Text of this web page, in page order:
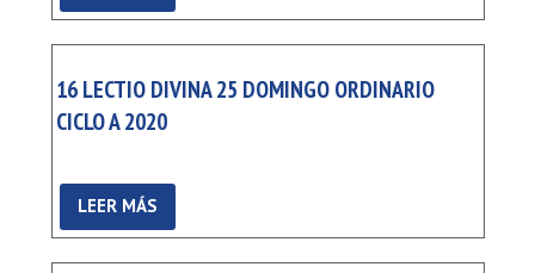
16 LECTIO DIVINA 25 DOMINGO ORDINARIO
CICLO A 2020
LEER MÁS